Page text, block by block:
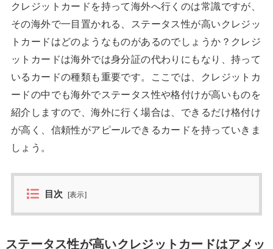
クレジットカードを持って海外へ行くのは常識ですが、
その海外で一目置かれる、ステータス性が高いクレジッ
トカードはどのようなものがあるのでしょうか？クレジ
ットカードは海外では身分証の代わりにもなり、持って
いるカードの種類も重要です。ここでは、クレジットカ
ードの中でも海外でステータス性や格付けが高いものを
紹介しますので、海外に行く場合は、できるだけ格付け
が高く、信頼性がアピールできるカードを持っていきま
しょう。
目次 [表示]
ステータス性が高いクレジットカードはアメッ